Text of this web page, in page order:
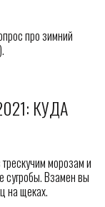
про зимний
КУДА
морозам и
сугробы. Взамен вы
на щеках.